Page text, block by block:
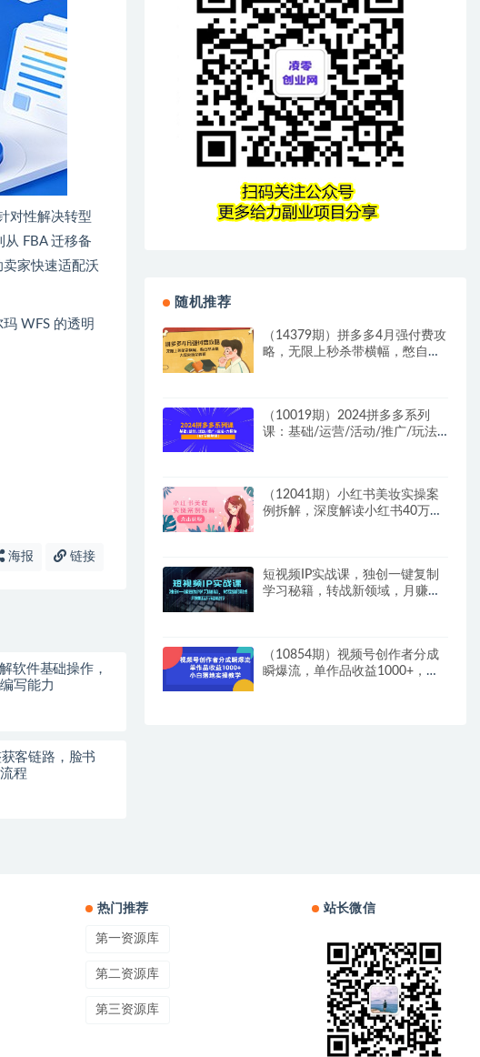
对性解决转型
FBA 迁移备
家快速适配沃
WFS 的透明
海报 链接
软件基础操作，
写能力
客链路，脸书
程
随机推荐
（14379期）拼多多4月强付费攻
略，无限上秒杀带横幅，憋自然
（10019期）2024拼多多系列
课：基础/运营/活动/推广/玩法/
（12041期）小红书美妆实操案
例拆解，深度解读小红书40万粉
短视频IP实战课，独创一键复制
学习秘籍，转战新领域，月赚五
（10854期）视频号创作者分成
瞬爆流，单作品收益1000+，小
热门推荐
第一资源库
第二资源库
第三资源库
站长微信